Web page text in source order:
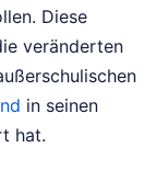
Diese
veränderten
in seinen
hat.